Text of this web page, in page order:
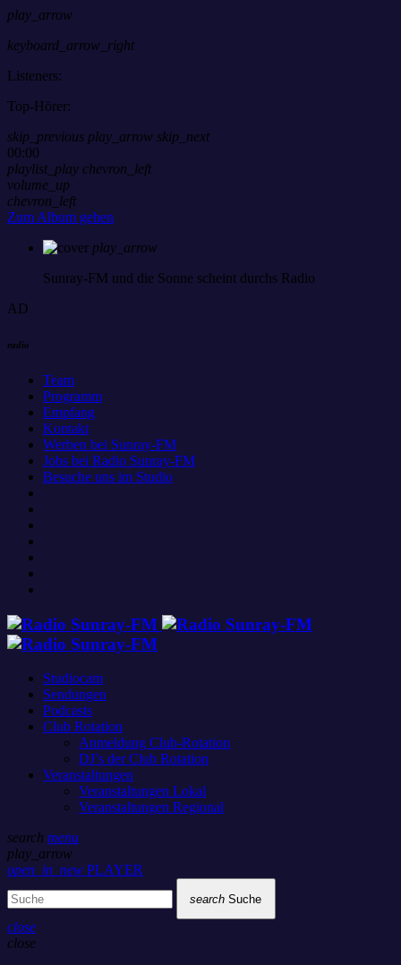
play_arrow
keyboard_arrow_right
Listeners:
Top-Hörer:
skip_previous play_arrow skip_next
00:00
playlist_play chevron_left
volume_up
chevron_left
Zum Album gehen
play_arrow
Sunray-FM und die Sonne scheint durchs Radio
AD
radio
Team
Programm
Empfang
Kontakt
Werben bei Sunray-FM
Jobs bei Radio Sunray-FM
Besuche uns im Studio
Studiocam
Sendungen
Podcasts
Club Rotation
Anmeldung Club-Rotation
DJ’s der Club Rotation
Veranstaltungen
Veranstaltungen Lokal
Veranstaltungen Regional
search menu
play_arrow
open_in_new PLAYER
search Suche
close
close